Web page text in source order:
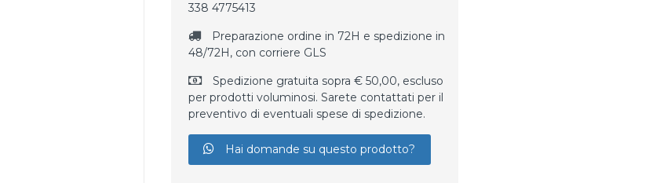
338 4775413
Preparazione ordine in 72H e spedizione in
48/72H, con corriere GLS
Spedizione gratuita sopra € 50,00, escluso
per prodotti voluminosi. Sarete contattati per il
preventivo di eventuali spese di spedizione.
Hai domande su questo prodotto?